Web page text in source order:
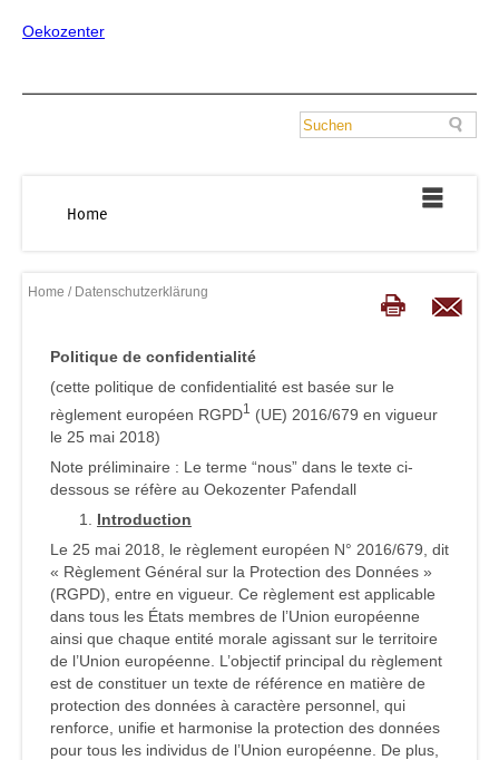
Oekozenter
Home
Home / Datenschutzerklärung
Politique de confidentialité
(cette politique de confidentialité est basée sur le
règlement européen RGPD1
(UE) 2016/679 en vigueur
le 25 mai 2018)
Note préliminaire : Le terme “nous” dans le texte ci-
dessous se réfère au Oekozenter Pafendall
Introduction
Le 25 mai 2018, le règlement européen N° 2016/679, dit
« Règlement Général sur la Protection des Données »
(RGPD), entre en vigueur. Ce règlement est applicable
dans tous les États membres de l’Union européenne
ainsi que chaque entité morale agissant sur le territoire
de l’Union européenne. L’objectif principal du règlement
est de constituer un texte de référence en matière de
protection des données à caractère personnel, qui
renforce, unifie et harmonise la protection des données
pour tous les individus de l’Union européenne. De plus,